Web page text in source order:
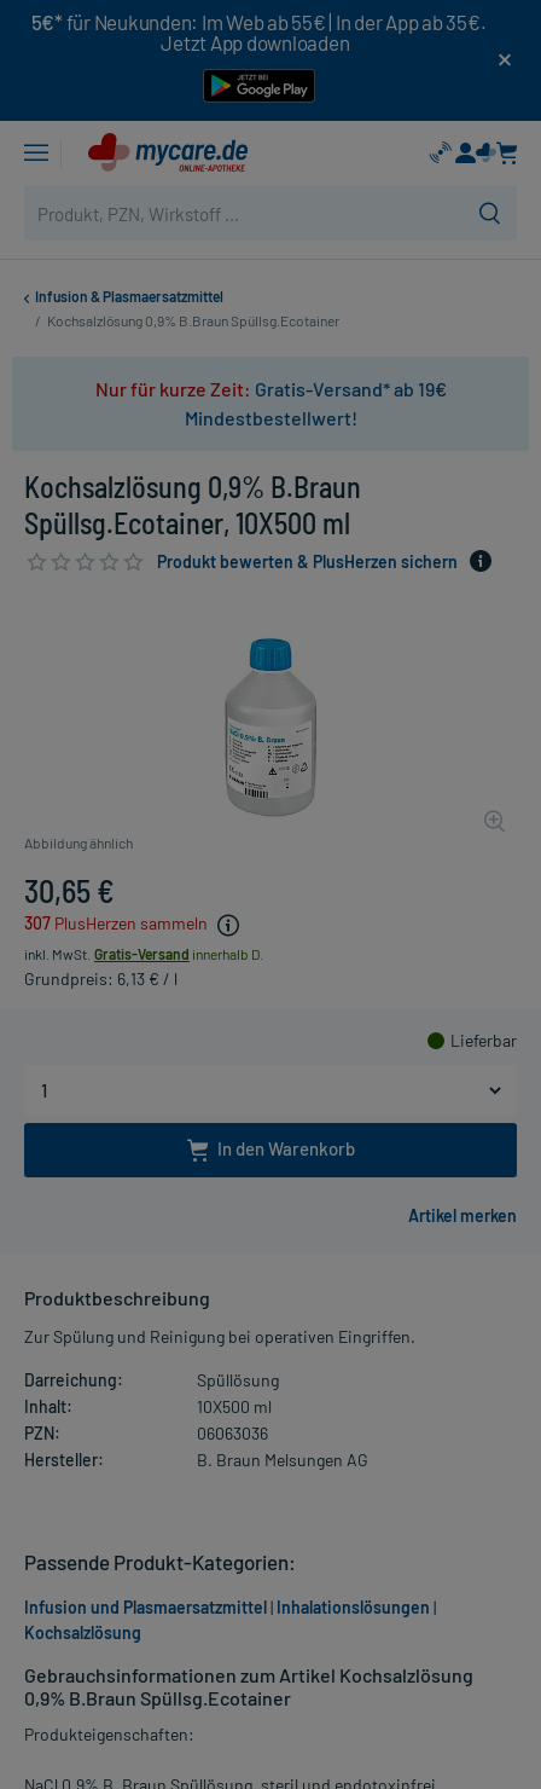
5€* für Neukunden: Im Web ab 55€ | In der App ab 35€.
Jetzt App downloaden
Infusion & Plasmaersatzmittel
/ Kochsalzlösung 0,9% B.Braun Spüllsg.Ecotainer
Nur für kurze Zeit: Gratis-Versand* ab 19€
Mindestbestellwert!
Kochsalzlösung 0,9% B.Braun
Spüllsg.Ecotainer, 10X500 ml
Produkt bewerten & PlusHerzen sichern
Abbildung ähnlich
30,65 €
307 PlusHerzen sammeln
inkl. MwSt. Gratis-Versand innerhalb D.
Grundpreis: 6,13 € / l
Lieferbar
In den Warenkorb
Produktbeschreibung
Zur Spülung und Reinigung bei operativen Eingriffen.
Darreichung:
Spüllösung
Inhalt:
10X500 ml
PZN:
06063036
Hersteller:
B. Braun Melsungen AG
Gebrauchsinformationen zum Artikel Kochsalzlösung
0,9% B.Braun Spüllsg.Ecotainer
Produkteigenschaften:
NaCl 0,9% B. Braun Spüllösung, steril und endotoxinfrei
Passende Produkt-Kategorien:
Infusion und Plasmaersatzmittel| Inhalationslösungen |
Kochsalzlösung